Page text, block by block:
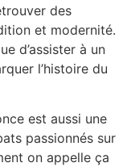
des
et modernité.
d’assister à un
l’histoire du
est aussi une
passionnés sur
on appelle ça